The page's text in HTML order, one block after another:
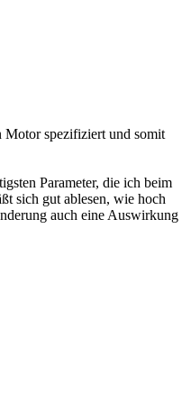
Motor spezifiziert und somit
Parameter, die ich beim
sich gut ablesen, wie hoch
auch eine Auswirkung